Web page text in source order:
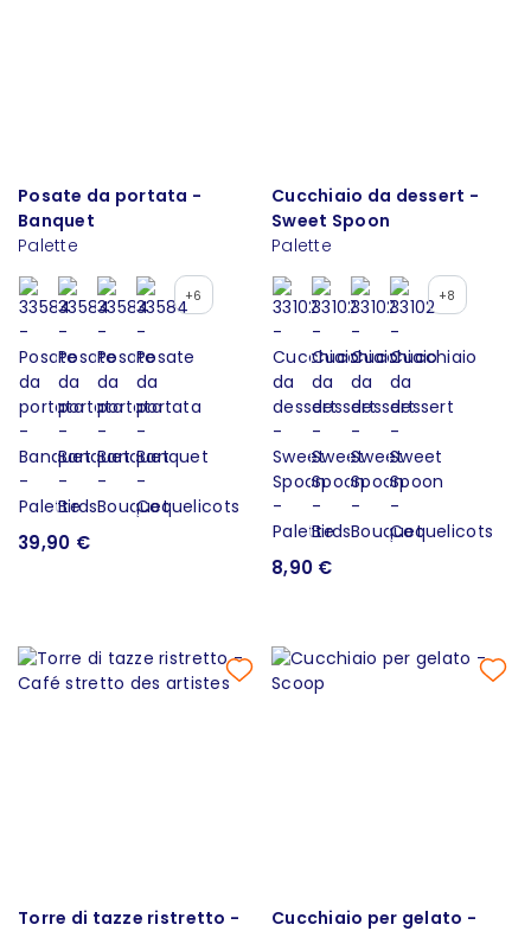
Posate da portata -
Banquet
Palette
+6
39,90 €
Cucchiaio da dessert -
Sweet Spoon
Palette
+8
8,90 €
Torre di tazze ristretto -
Cucchiaio per gelato -